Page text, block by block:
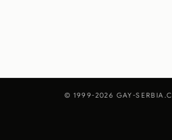
© 1999-2026 GAY-